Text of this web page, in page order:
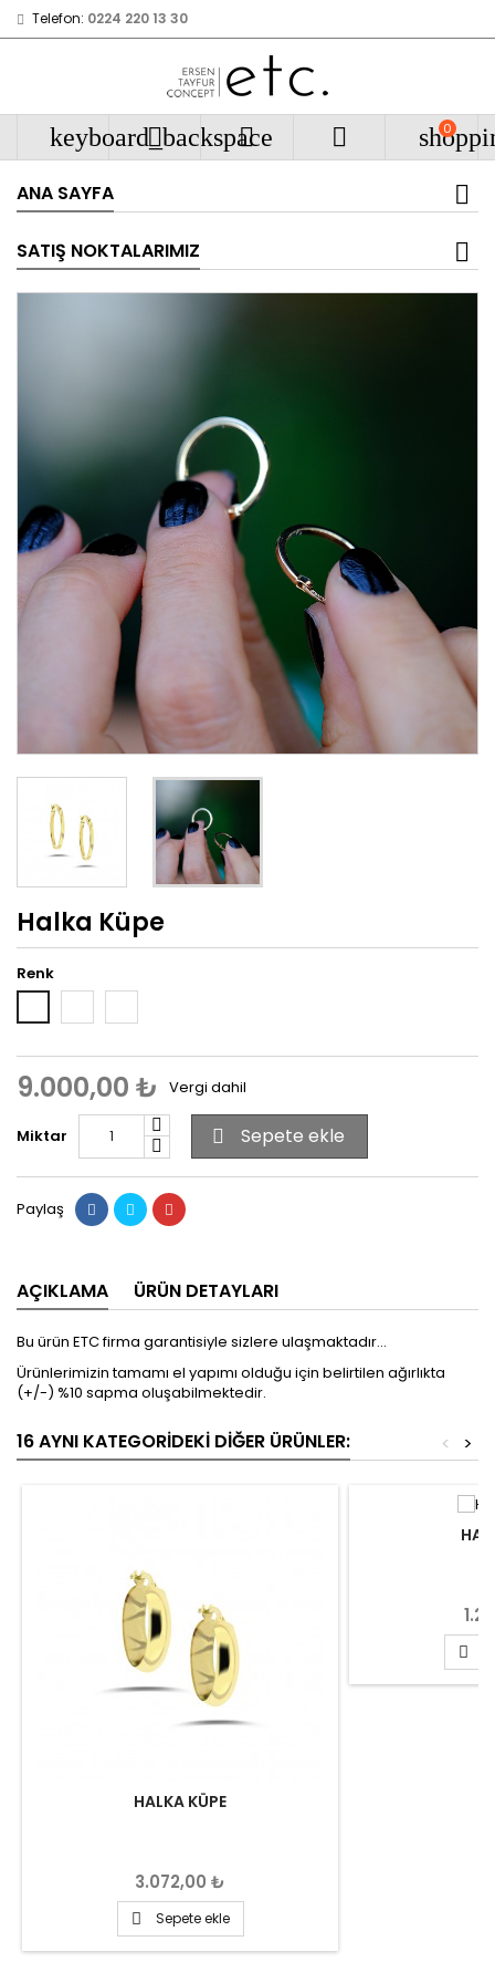
Telefon: 0224 220 13 30
keyboard_backspace
   0
ANA SAYFA
SATIŞ NOKTALARIMIZ
Halka Küpe
Renk
9.000,00 ₺ Vergi dahil
Miktar  Sepete ekle
Paylaş
AÇIKLAMA ÜRÜN DETAYLARI
Bu ürün ETC firma garantisiyle sizlere ulaşmaktadır...
Ürünlerimizin tamamı el yapımı olduğu için belirtilen ağırlıkta
(+/-) %10 sapma oluşabilmektedir.
16 AYNI KATEGORIDEKI DIĞER ÜRÜNLER: >
<
HALKA KÜPE
Fiyat
3.072,00 ₺
 Sepete ekle
